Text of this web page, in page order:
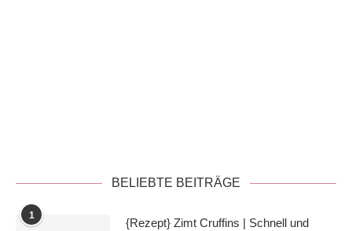
BELIEBTE BEITRÄGE
1
{Rezept} Zimt Cruffins | Schnell und